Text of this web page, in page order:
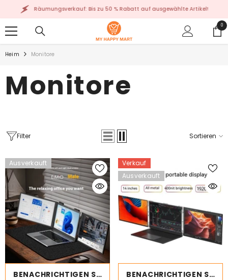
Räumungsverkauf: Bis zu 50 % Rabatt auf ausgewählte Artikel!
00
Heim Monitore
Monitore
Filter Sortieren
Ausverkauft
BENACHRICHTIGEN SIE MICH
Verkauf
Ausverkauft
BENACHRICHTIGEN SIE MICH